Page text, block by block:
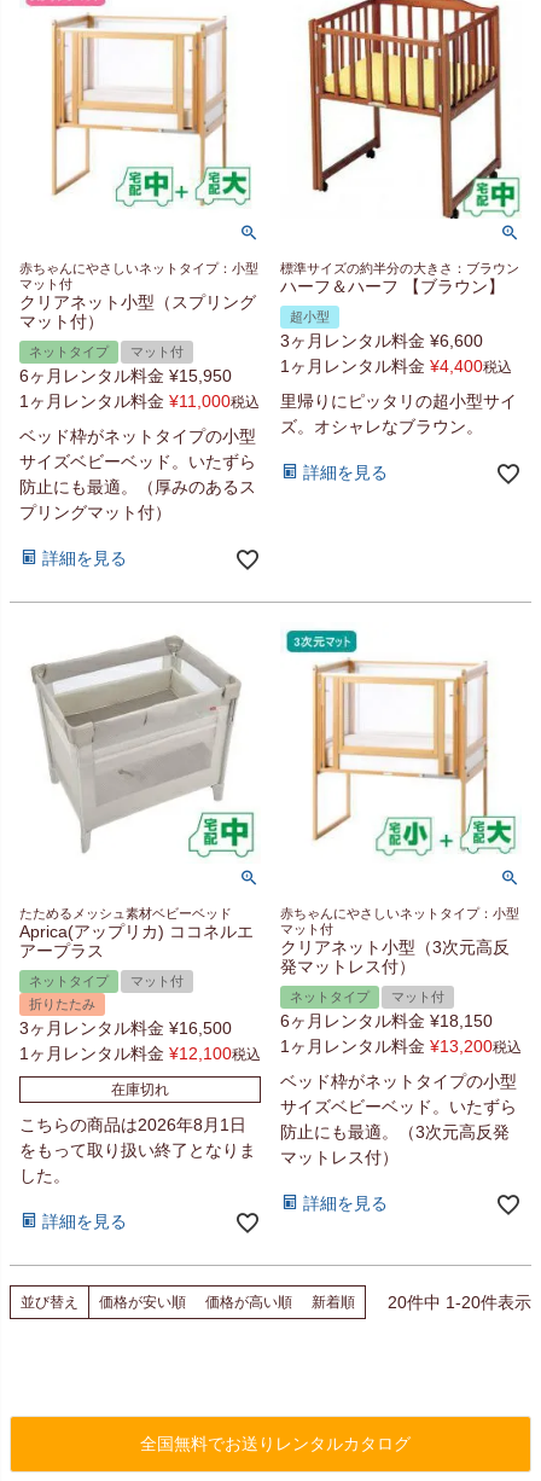
赤ちゃんにやさしいネットタイプ：小型
マット付
クリアネット小型（スプリング
マット付）
ネットタイプ マット付
6ヶ月レンタル料金 ¥15,950
1ヶ月レンタル料金 ¥11,000税込
ベッド枠がネットタイプの小型
サイズベビーベッド。いたずら
防止にも最適。（厚みのあるス
プリングマット付）
詳細を見る
標準サイズの約半分の大きさ：ブラウン
ハーフ＆ハーフ 【ブラウン】
超小型
3ヶ月レンタル料金 ¥6,600
1ヶ月レンタル料金 ¥4,400税込
里帰りにピッタリの超小型サイ
ズ。オシャレなブラウン。
詳細を見る
たためるメッシュ素材ベビーベッド
Aprica(アップリカ) ココネルエ
アープラス
ネットタイプ
マット付
折りたたみ
3ヶ月レンタル料金 ¥16,500
1ヶ月レンタル料金 ¥12,100税込
在庫切れ
こちらの商品は2026年8月1日
をもって取り扱い終了となりま
した。
詳細を見る
赤ちゃんにやさしいネットタイプ：小型
マット付
クリアネット小型（3次元高反
発マットレス付）
ネットタイプ マット付
6ヶ月レンタル料金 ¥18,150
1ヶ月レンタル料金 ¥13,200税込
ベッド枠がネットタイプの小型
サイズベビーベッド。いたずら
防止にも最適。（3次元高反発
マットレス付）
詳細を見る
並び替え 価格が安い順 価格が高い順 新着順 20件中 1-20件表示
全国無料でお送りレンタルカタログ